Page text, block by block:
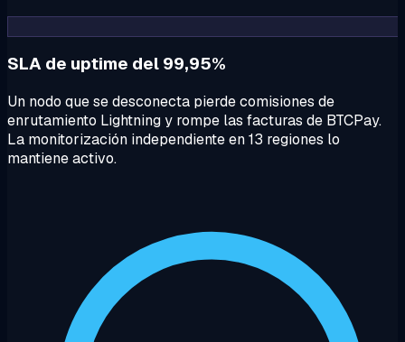
SLA de uptime del 99,95%
Un nodo que se desconecta pierde comisiones de
enrutamiento Lightning y rompe las facturas de BTCPay.
La monitorización independiente en 13 regiones lo
mantiene activo.